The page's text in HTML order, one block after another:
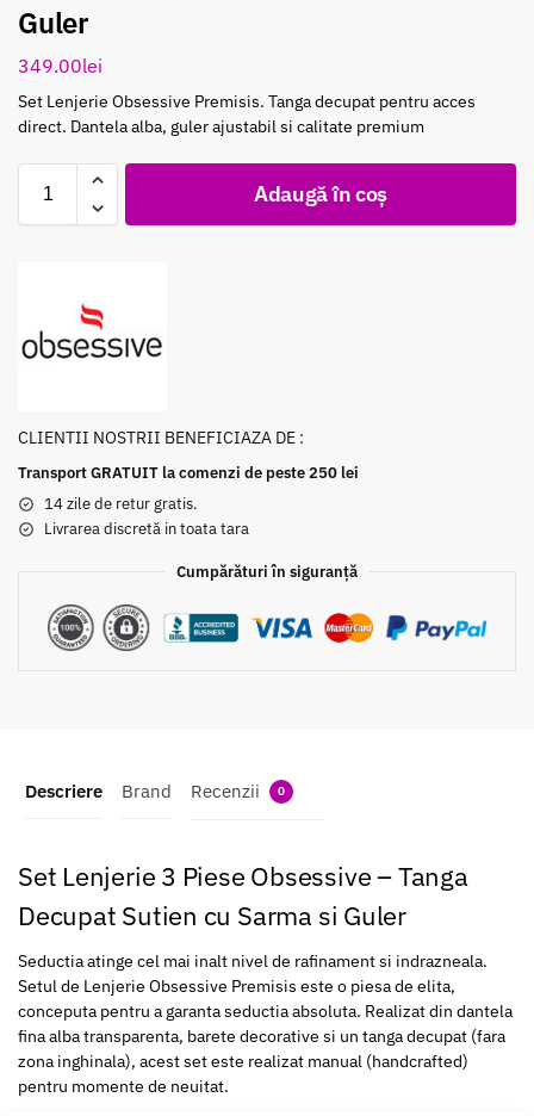
Guler
349.00lei
Set Lenjerie Obsessive Premisis. Tanga decupat pentru acces
direct. Dantela alba, guler ajustabil si calitate premium
Adaugă în coș
CLIENTII NOSTRII BENEFICIAZA DE :
Transport GRATUIT la comenzi de peste 250 lei
14 zile de retur gratis.
Livrarea discretă in toata tara
Cumpărături în siguranță
Descriere Brand Recenzii 0
Set Lenjerie 3 Piese Obsessive – Tanga
Decupat Sutien cu Sarma si Guler
Seductia atinge cel mai inalt nivel de rafinament si indrazneala.
Setul de Lenjerie Obsessive Premisis este o piesa de elita,
conceputa pentru a garanta seductia absoluta. Realizat din dantela
fina alba transparenta, barete decorative si un tanga decupat (fara
zona inghinala), acest set este realizat manual (handcrafted)
pentru momente de neuitat.